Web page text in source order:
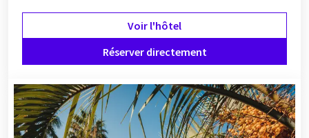
Voir l'hôtel
Réserver directement